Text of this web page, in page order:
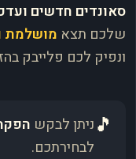
סאונדים חדשים
שלכם תצא מושלמת
ונפיק לכם פלייבק
🎵ניתן לבקש
לבחירתכם.